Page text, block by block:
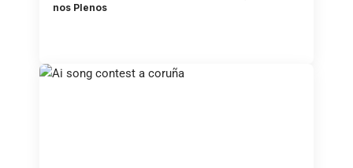
nos Plenos